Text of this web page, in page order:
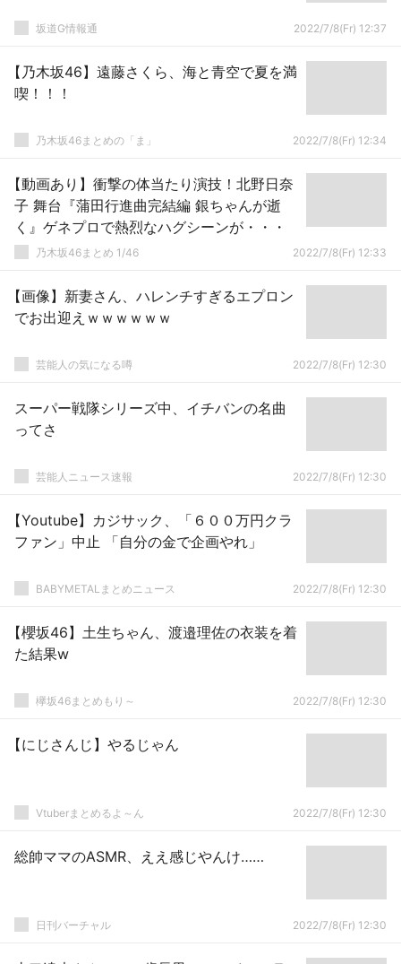
坂道G情報通 2022/7/8(Fr) 12:37
【乃木坂46】遠藤さくら、海と青空で夏を満
喫！！！
乃木坂46まとめの「ま」 2022/7/8(Fr) 12:34
【動画あり】衝撃の体当たり演技！北野日奈
子 舞台『蒲田行進曲完結編 銀ちゃんが逝
く』ゲネプロで熱烈なハグシーンが・・・
乃木坂46まとめ 1/46 2022/7/8(Fr) 12:33
【画像】新妻さん、ハレンチすぎるエプロン
でお出迎えｗｗｗｗｗｗ
芸能人の気になる噂 2022/7/8(Fr) 12:30
スーパー戦隊シリーズ中、イチバンの名曲
ってさ
芸能人ニュース速報 2022/7/8(Fr) 12:30
【Youtube】カジサック、「６００万円クラ
ファン」中止 「自分の金で企画やれ」
BABYMETALまとめニュース 2022/7/8(Fr) 12:30
【櫻坂46】土生ちゃん、渡邉理佐の衣装を着
た結果w
欅坂46まとめもり～ 2022/7/8(Fr) 12:30
【にじさんじ】やるじゃん
Vtuberまとめるよ～ん 2022/7/8(Fr) 12:30
総帥ママのASMR、ええ感じやんけ……
日刊バーチャル 2022/7/8(Fr) 12:30